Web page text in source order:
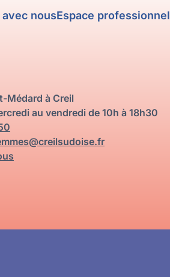
nousEspace professionnel
Médard à Creil
au vendredi de 10h à 18h30